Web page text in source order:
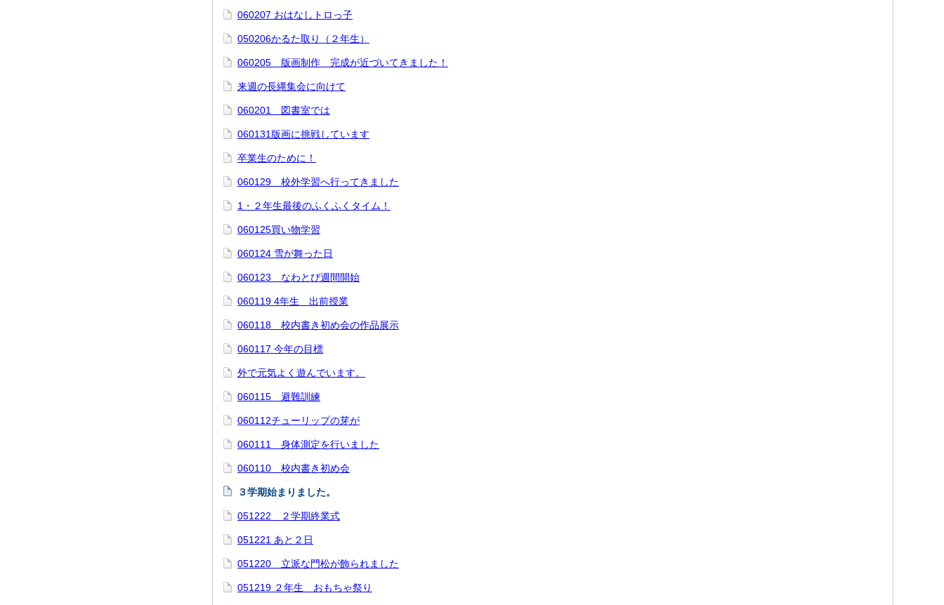
060207 おはなしトロっ子
050206かるた取り（２年生）
060205 版画制作 完成が近づいてきました！
来週の長縄集会に向けて
060201 図書室では
060131版画に挑戦しています
卒業生のために！
060129 校外学習へ行ってきました
1・２年生最後のふくふくタイム！
060125買い物学習
060124 雪が舞った日
060123 なわとび週間開始
060119 4年生 出前授業
060118 校内書き初め会の作品展示
060117 今年の目標
外で元気よく遊んでいます。
060115 避難訓練
060112チューリップの芽が
060111 身体測定を行いました
060110 校内書き初め会
３学期始まりました。
051222 ２学期終業式
051221 あと２日
051220 立派な門松が飾られました
051219 ２年生 おもちゃ祭り